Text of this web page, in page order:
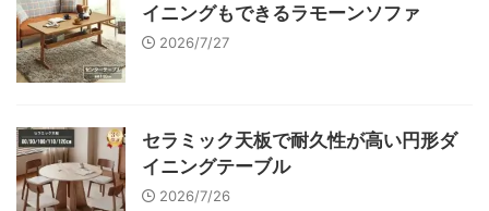
イニングもできるラモーンソファ
2026/7/27
セラミック天板で耐久性が高い円形ダ
イニングテーブル
2026/7/26